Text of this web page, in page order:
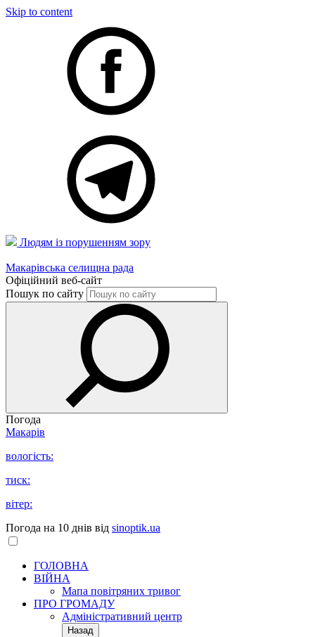
Skip to content
Людям із порушенням зору
Макарівська селищна рада
Офіційний веб-сайт
Пошук по сайту
Погода
Макарів
вологість:
тиск:
вітер:
Погода на 10 днів від sinoptik.ua
ГОЛОВНА
ВІЙНА
Мапа повітряних тривог
ПРО ГРОМАДУ
Aдміністративний центр
Назад